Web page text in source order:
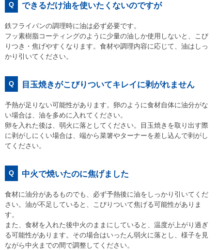
Q できるだけ油を使いたくないのですが
鉄フライパンの調理時に油は必ず必要です。
フッ素樹脂コーティングのように少量の油しか使用しないと、こび
りつき・焦げやすくなります。食材や調理内容に応じて、油はしっ
かり引いてください。
Q 目玉焼きがこびりついてキレイに剥がれません
予熱が足りない可能性があります。卵のように食材自体に油分がな
い場合は、油を多めに入れてください。
卵を入れた後は、弱火に落としてください。目玉焼きを取り出す際
に剥がしにくい場合は、端から菜箸やターナーを差し込んで剥がし
てください。
Q 中火で焼いたのに焦げました
食材に油分があるものでも、必ず予熱後に油をしっかり引いてくだ
さい。油が不足していると、こびりついて焦げる可能性がありま
す。
また、食材を入れた後中火のままにしていると、温度が上がり過ぎ
る可能性があります。その場合はいったん弱火に落とし、様子を見
ながら中火までの間で調整してください。